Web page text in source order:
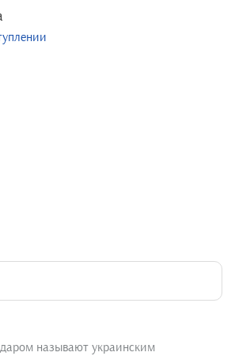
называют украинским